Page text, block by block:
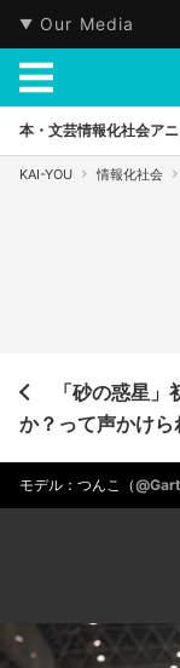
Our Media
本・文芸情報化社会ア
KAI-YOU 情報化社会
「砂の惑星
か？って声かけら
モデル：つんこ（